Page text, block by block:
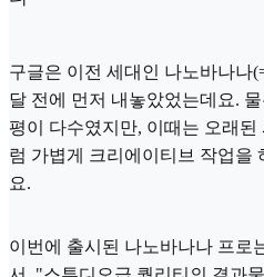
구글은 이전 세대인 나노바나나
달 전에 먼저 내놓았었는데요.
평이 다수였지만, 이때는 오래된
럼 가볍게 크리에이티브 작업을
요.
이번에 출시된 나노바나나 프로